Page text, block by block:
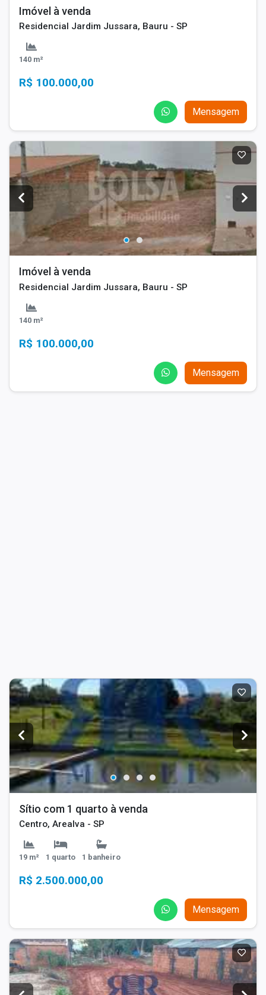
Imóvel à venda
Residencial Jardim Jussara, Bauru - SP
140 m²
R$ 100.000,00
Mensagem
Imóvel à venda
Residencial Jardim Jussara, Bauru - SP
140 m²
R$ 100.000,00
Mensagem
Sítio com 1 quarto à venda
Centro, Arealva - SP
19 m² 1 quarto 1 banheiro
R$ 2.500.000,00
Mensagem